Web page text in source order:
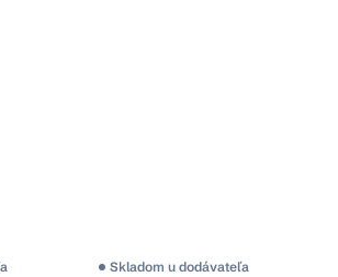
Skladom u dodávateľa